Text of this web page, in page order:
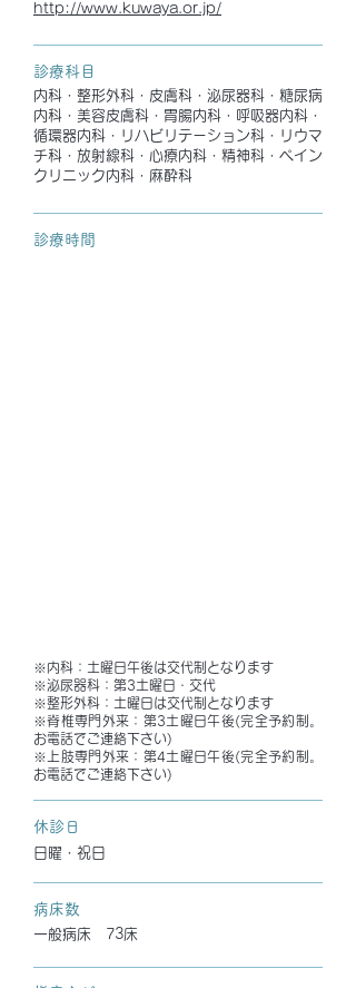
http://www.kuwaya.or.jp/
診療科目
内科・整形外科・皮膚科・泌尿器科・糖尿病
内科・美容皮膚科・胃腸内科・呼吸器内科・
循環器内科・リハビリテーション科・リウマ
チ科・放射線科・心療内科・精神科・ペイン
クリニック内科・麻酔科
診療時間
※内科：土曜日午後は交代制となります
※泌尿器科：第3土曜日・交代
※整形外科：土曜日は交代制となります
※脊椎専門外来：第3土曜日午後(完全予約制。
お電話でご連絡下さい)
※上肢専門外来：第4土曜日午後(完全予約制。
お電話でご連絡下さい)
休診日
日曜・祝日
病床数
一般病床 73床